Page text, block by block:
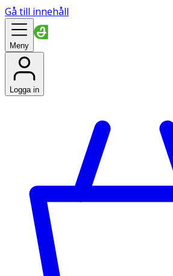
Gå till innehåll
Meny
Logga in